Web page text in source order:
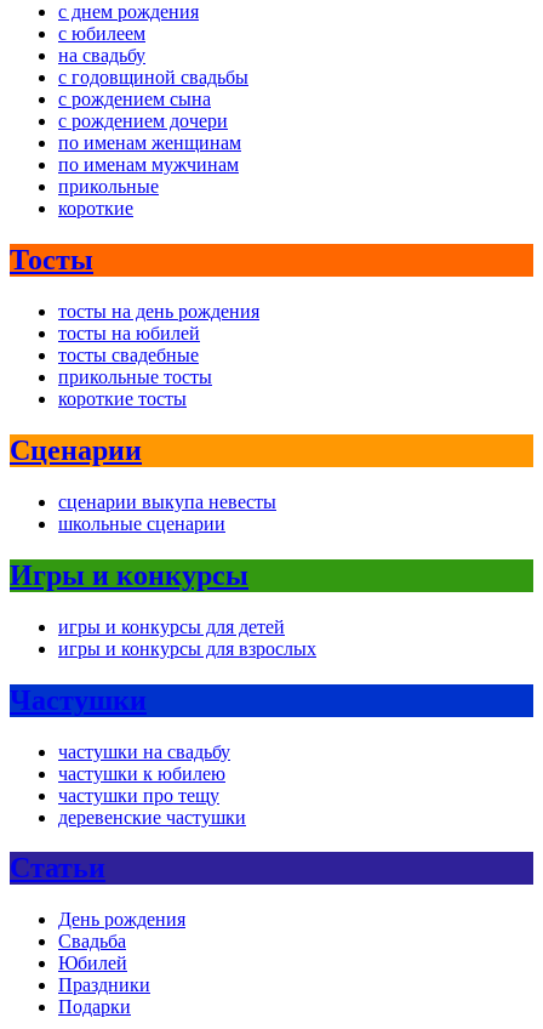
с днем рождения
с юбилеем
на свадьбу
с годовщиной свадьбы
с рождением сына
с рождением дочери
по именам женщинам
по именам мужчинам
прикольные
короткие
Тосты
тосты на день рождения
тосты на юбилей
тосты свадебные
прикольные тосты
короткие тосты
Сценарии
сценарии выкупа невесты
школьные сценарии
Игры и конкурсы
игры и конкурсы для детей
игры и конкурсы для взрослых
Частушки
частушки на свадьбу
частушки к юбилею
частушки про тещу
деревенские частушки
Статьи
День рождения
Свадьба
Юбилей
Праздники
Подарки